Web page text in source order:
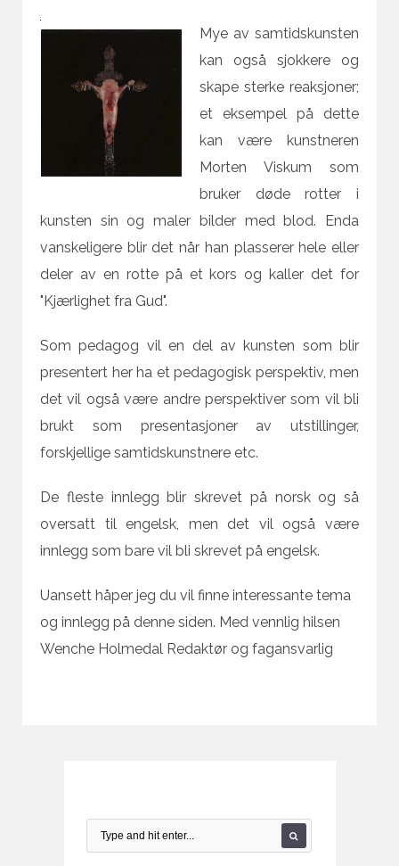
Mye av samtidskunsten
kan også sjokkere og
skape sterke reaksjoner;
et eksempel på dette
kan være kunstneren
Morten Viskum som
bruker døde rotter i
kunsten sin og maler bilder med blod. Enda
vanskeligere blir det når han plasserer hele eller
deler av en rotte på et kors og kaller det for
"Kjærlighet fra Gud".
Som pedagog vil en del av kunsten som blir
presentert her ha et pedagogisk perspektiv, men
det vil også være andre perspektiver som vil bli
brukt som presentasjoner av utstillinger,
forskjellige samtidskunstnere etc.
De fleste innlegg blir skrevet på norsk og så
oversatt til engelsk, men det vil også være
innlegg som bare vil bli skrevet på engelsk.
Uansett håper jeg du vil finne interessante tema
og innlegg på denne siden. Med vennlig hilsen
Wenche Holmedal Redaktør og fagansvarlig